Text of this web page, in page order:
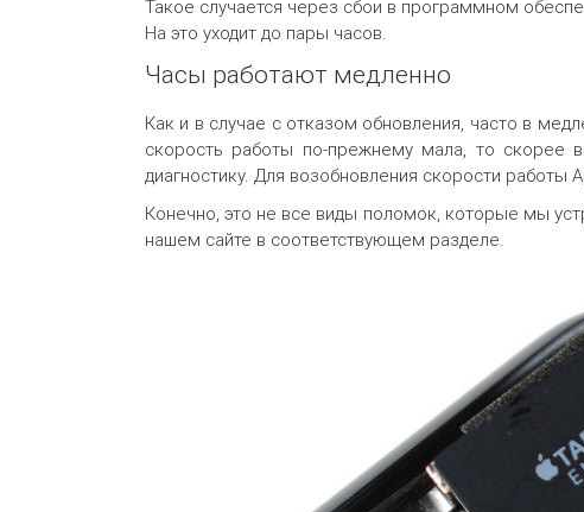
Такое случается через сбои в программном
На это уходит до пары часов.
Часы работают медленно
Как и в случае с отказом обновления, часто в
скорость работы по-прежнему мала, то скорее
диагностику. Для возобновления скорости работы
Конечно, это не все виды поломок, которые мы
нашем сайте в соответствующем разделе.